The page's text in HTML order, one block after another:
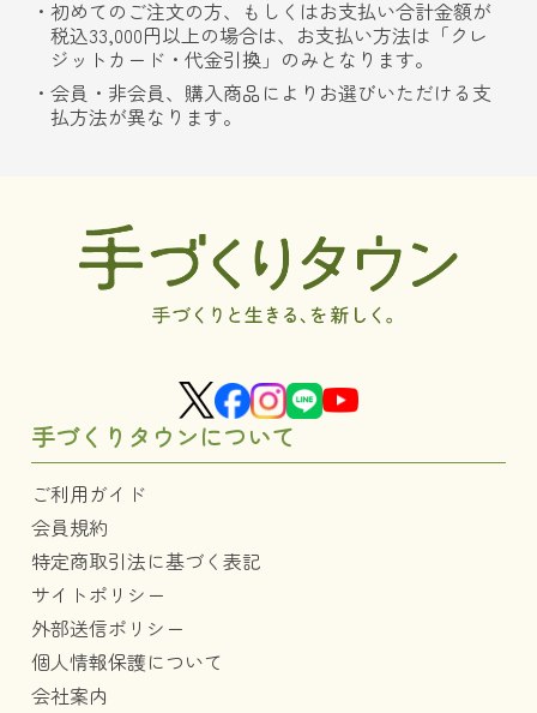
初めてのご注文の方、もしくはお支払い合計金額が
税込33,000円以上の場合は、お支払い方法は「クレ
ジットカード・代金引換」のみとなります。
会員・非会員、購入商品によりお選びいただける支
払方法が異なります。
手づくりタウンについて
ご利用ガイド
会員規約
特定商取引法に基づく表記
サイトポリシー
外部送信ポリシー
個人情報保護について
会社案内